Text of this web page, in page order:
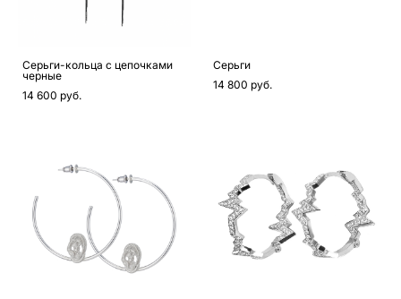
Серьги-кольца с цепочками
черные
14 600 pуб.
Серьги
14 800 pуб.